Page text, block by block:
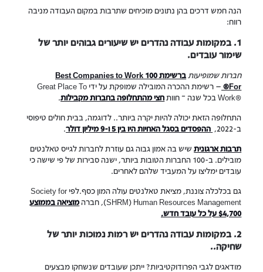
הנה חמש דרכים בהן נתונים מוכיחים שתרבות במקום העבודה מניבה
רווח:
1. במקומות עבודה נהדרים יש שיעורים גבוהים יותר של
שימור עובדים.
חברות שמופיעות ברשימת
100 Best Companies to Work
For®
— רשימת ההכרה המובילה שמופקת על ידי Great Place To
Work®‎ בכל שנה – חוות
חצי מהתחלופה בחברות מקבילות.
התחלופה הזאת יכולה להיות יקרה ביותר.. לדוגמה, בבית חולים טיפוסי
ב-2022,
ההפסדים בסגל האחיות היו בין 5 ו-9 מיליון דולר .
תרבות ארגוניתשיש בה אמון גבוה גם עוזרת לחברות לגייס טאלנטים
מובילים. ב-100 החברות הטובות ביותר, ישנה סבירות של פי שישה כי
עובדים ימליצו על המעביד שלהם לאחרים.
גם בכלכלה צוננת, מציאת טאלנטים עולה המון כסף.לפי Society for
Human Resources Management ‏(SHRM), חברה
מוציאה בממוצע
$4,700 על כל עובד חדש.
2. במקומות עבודה נהדרים יש רמות נמוכות יותר של
שחיקה..
מודאגים לגבי הפרודוקטיביות? ייתכן שעובדים שנשחקו מבצעים